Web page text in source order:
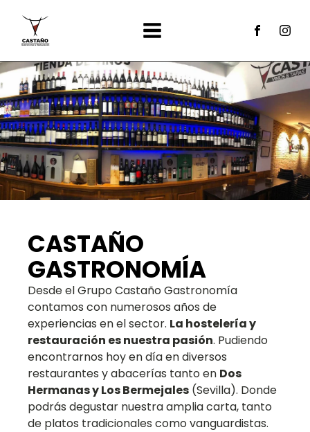
CASTAÑO
GASTRONOMÍA
Desde el Grupo Castaño Gastronomía
contamos con numerosos años de
experiencias en el sector. La hostelería y
restauración es nuestra pasión. Pudiendo
encontrarnos hoy en día en diversos
restaurantes y abacerías tanto en Dos
Hermanas y Los Bermejales (Sevilla). Donde
podrás degustar nuestra amplia carta, tanto
de platos tradicionales como vanguardistas.